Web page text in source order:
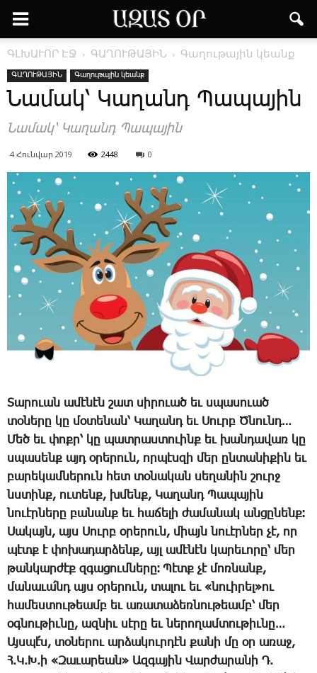
ԳԼԽԱՒՈՐ ԷՋ ԳԱՂՈՒԹԱՅԻՆ Գաղութային կեանք
ԳԱՂՈՒԹԱՅԻՆ Գաղութային կեանք
­Նա­մակ՝ ­Կա­ղանդ ­Պա­պա­յին
­Նա­մակ՝ ­Կա­ղանդ ­Պա­պա­յին
4 Հունվար 2019 2448 0
­Տա­րո­ւան ա­մէ­նէն շատ սի­րո­ւած եւ սպա­սո­ւած
տօ­նե­րը կը մօ­տե­նան՝ ­Կա­ղանդ եւ ­Սուրբ Ծ­նունդ…
­Մեծ եւ փոքր՝ կը պատ­րաս­տո­ւինք եւ խան­դա­վառ կը
սպա­սենք այդ օ­րե­րուն, որ­պէս­զի մեր ըն­տա­նի­քին եւ
բա­րե­կամ­նե­րուն հետ տօ­նա­կան սե­ղա­նին շուրջ
նստինք, ու­տենք, խմենք, ­Կա­ղանդ ­Պա­պա­յին
նո­ւէր­նե­րը բա­նանք եւ հա­ճե­լի ժա­մա­նակ ան­ցը­նենք։
­Սա­կայն, այս ­Սուրբ օ­րե­րուն, միայն նո­ւէր­ներ չէ, որ
պէտք է փո­խա­դար­ձենք, այլ ա­մէ­նէն կա­րե­ւո­րը՝ մեր
թան­կար­ժէք զգա­ցում­նե­րը։ ­Պէտք չէ մոռ­նանք,
մա­նա­ւա՛նդ այս օ­րե­րուն, տա­լու եւ «նո­ւի­րել»ու
հա­մես­տու­թեամբ եւ ա­ռա­տա­ձեռ­նու­թեամբ՝ մեր
օգ­նու­թիւ­նը, ազ­նիւ սէ­րը եւ նե­րո­ղամ­տու­թիւ­նը…
Այս­պէ՛ս, տօ­նե­րու ար­ձա­կուր­դէն քա­նի մը օր ա­ռաջ,
Հ.Կ.Խ.ի «­Զա­ւա­րեան» Ազ­գա­յին ­Վար­ժա­րա­նի Դ.